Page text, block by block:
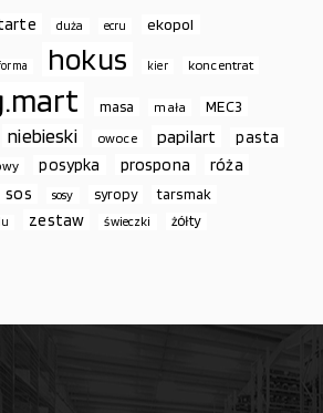
duża ecru ekopol
hokus kier koncentrat
masa mała MEC3
niebieski owoce papilart pasta
posypka prospona róża
sos sosy syropy tarsmak
zestaw świeczki żółty